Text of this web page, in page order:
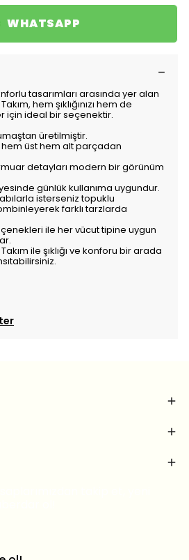
WHATSAPP
tasarımları arasında yer alan
hem şıklığınızı hem de
için ideal bir seçenektir.
üretilmiştir.
hem üst hem alt parçadan
detayları modern bir görünüm
günlük kullanıma uygundur.
isterseniz topuklu
farklı tarzlarda
ile her vücut tipine uygun
ile şıklığı ve konforu bir arada